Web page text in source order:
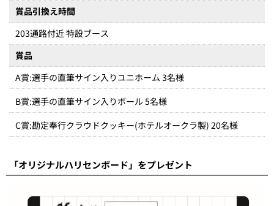
賞品引換え時間
203通路付近 特設ブース
賞品
A賞:選手の直筆サイン入りユニホーム 3名様
B賞:選手の直筆サイン入りボール 5名様
C賞:勘定奉行クラウドクッキー(ホテルオークラ製) 20名様
「オリジナルハリセンボード」をプレゼント